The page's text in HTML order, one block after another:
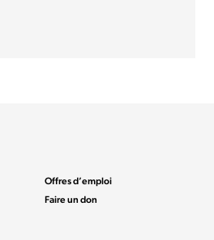
Offres d’emploi
Faire un don